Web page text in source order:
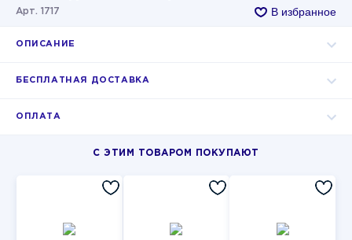
Арт. 1717 В избранное
ОПИСАНИЕ
БЕСПЛАТНАЯ ДОСТАВКА
ОПЛАТА
С ЭТИМ ТОВАРОМ ПОКУПАЮТ